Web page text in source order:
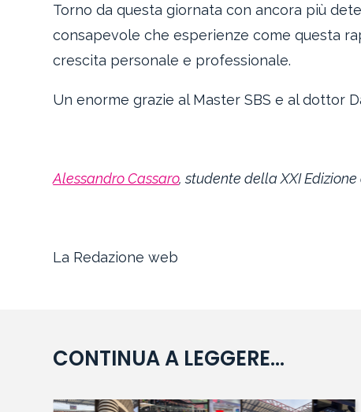
Torno da questa giornata con ancora più
consapevole che esperienze come questa
crescita personale e professionale.
Un enorme grazie al Master SBS e al dottor
Alessandro Cassaro, studente della XXI Edizione
La Redazione web
CONTINUA A LEGGERE...